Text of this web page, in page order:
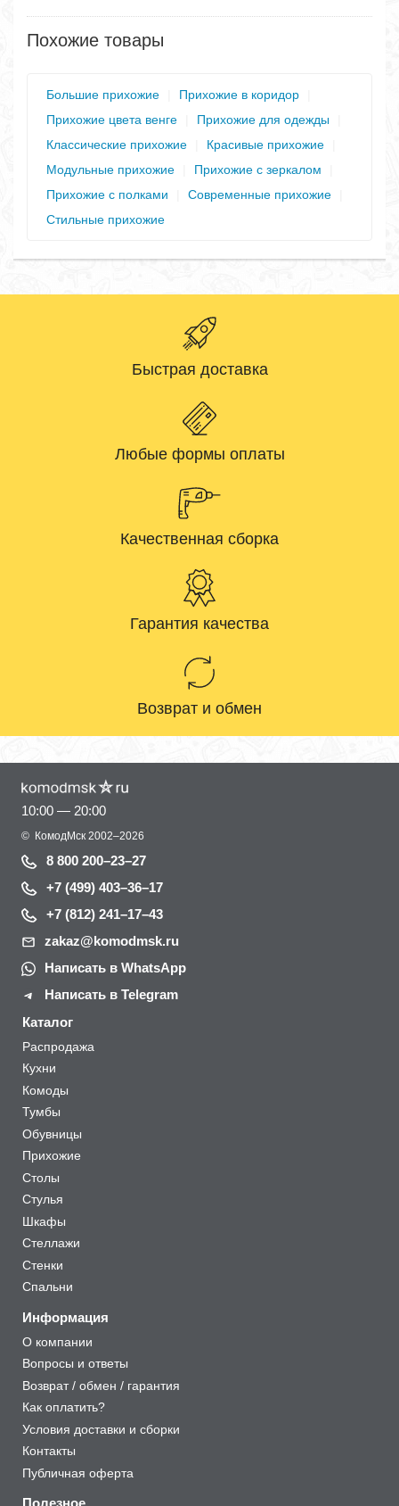
Похожие товары
Большие прихожие Прихожие в коридор
Прихожие цвета венге
Прихожие для одежды
Классические прихожие
Красивые прихожие
Модульные прихожие
Прихожие с зеркалом
Прихожие с полками
Современные прихожие
Стильные прихожие
Быстрая доставка
Любые формы оплаты
Качественная сборка
Гарантия качества
Возврат и обмен
10:00 — 20:00
© КомодМск 2002–2026
8 800 200–23–27
+7 (499) 403–36–17
+7 (812) 241–17–43
zakaz@komodmsk.ru
Написать в WhatsApp
Написать в Telegram
Каталог
Распродажа
Кухни
Комоды
Тумбы
Обувницы
Прихожие
Столы
Стулья
Шкафы
Стеллажи
Стенки
Спальни
Информация
О компании
Вопросы и ответы
Возврат / обмен / гарантия
Как оплатить?
Условия доставки и сборки
Контакты
Публичная оферта